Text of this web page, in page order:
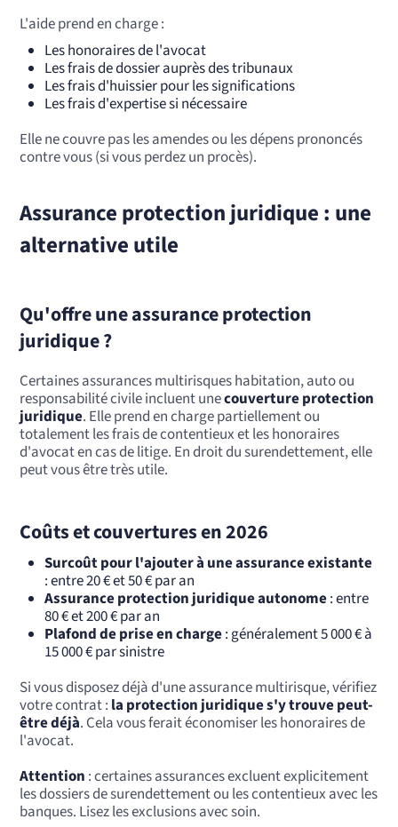
L'aide prend en charge :
Les honoraires de l'avocat
Les frais de dossier auprès des tribunaux
Les frais d'huissier pour les significations
Les frais d'expertise si nécessaire
Elle ne couvre pas les amendes ou les dépens prononcés
contre vous (si vous perdez un procès).
Assurance protection juridique : une
alternative utile
Qu'offre une assurance protection
juridique ?
Certaines assurances multirisques habitation, auto ou
responsabilité civile incluent unecouverture protection
juridique. Elle prend en charge partiellement ou
totalement les frais de contentieux et les honoraires
d'avocat en cas de litige. En droit du surendettement, elle
peut vous être très utile.
Coûts et couvertures en 2026
Surcoût pour l'ajouter à une assurance existante
: entre 20 € et 50 € par an
Assurance protection juridique autonome: entre
80 € et 200 € par an
Plafond de prise en charge: généralement 5 000 € à
15 000 € par sinistre
Si vous disposez déjà d'une assurance multirisque, vérifiez
votre contrat : la protection juridique s'y trouve peut-
être déjà. Cela vous ferait économiser les honoraires de
l'avocat.
Attention : certaines assurances excluent explicitement
les dossiers de surendettement ou les contentieux avec les
banques. Lisez les exclusions avec soin.